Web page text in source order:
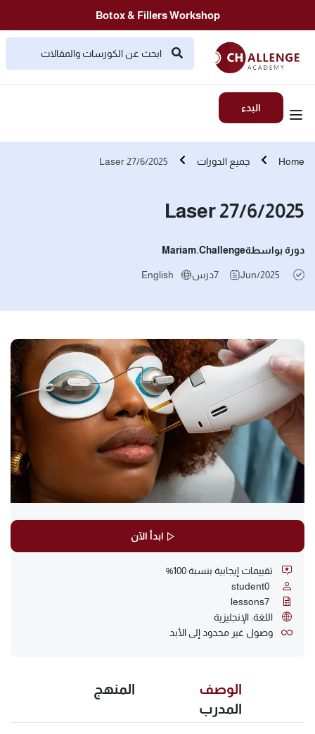
Botox & Fillers Workshop
البدء
Home جميع الدورات Laser 27/6/2025
Laser 27/6/2025
دورة بواسطةMariam.challenge
Jun/2025
7درس English
الوصف
المنهج
المدرب
ابدأ الآن
تقييمات إيجابية بنسبة 100%
0
student
7
lessons
اللغة: الإنجليزية
وصول غير محدود إلى الأبد